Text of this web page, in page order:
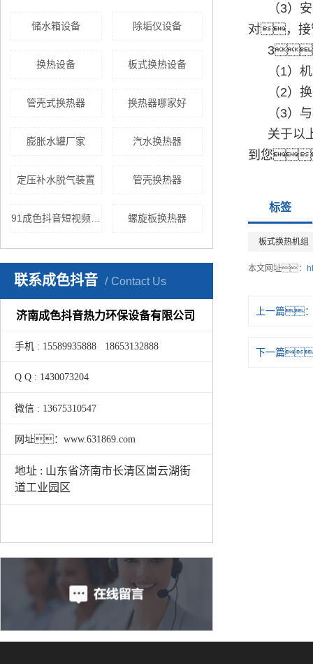
储水箱设备 除垢仪设备
换热设备 板式换热设备
管壳式换热器 换热器哪家好
膨胀水罐厂家 汽水换热器
定压补水脱气装置 管壳换热器
螺旋板换热器
联系成色抖音 Contact Us
济南成色抖音热力环保设备有限公司
手机 : 15589935888 18653132888
Q Q : 1430073204
微信 : 13675310547
网址：www.631869.com
地址 : 山东省济南市长清区崮云湖街
道工业园区
（3）
对，接
（1）
（2）
（3）
关于以
到您
标签
板式换热机组
本文网址：
上一篇
下一篇